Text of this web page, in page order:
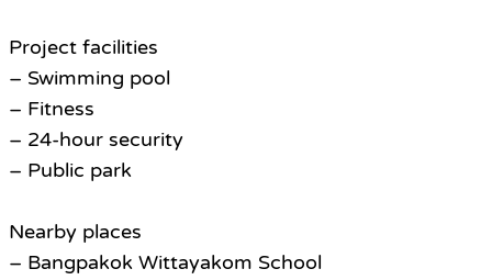
Project facilities
– Swimming pool
– Fitness
– 24-hour security
– Public park
Nearby places
– Bangpakok Wittayakom School